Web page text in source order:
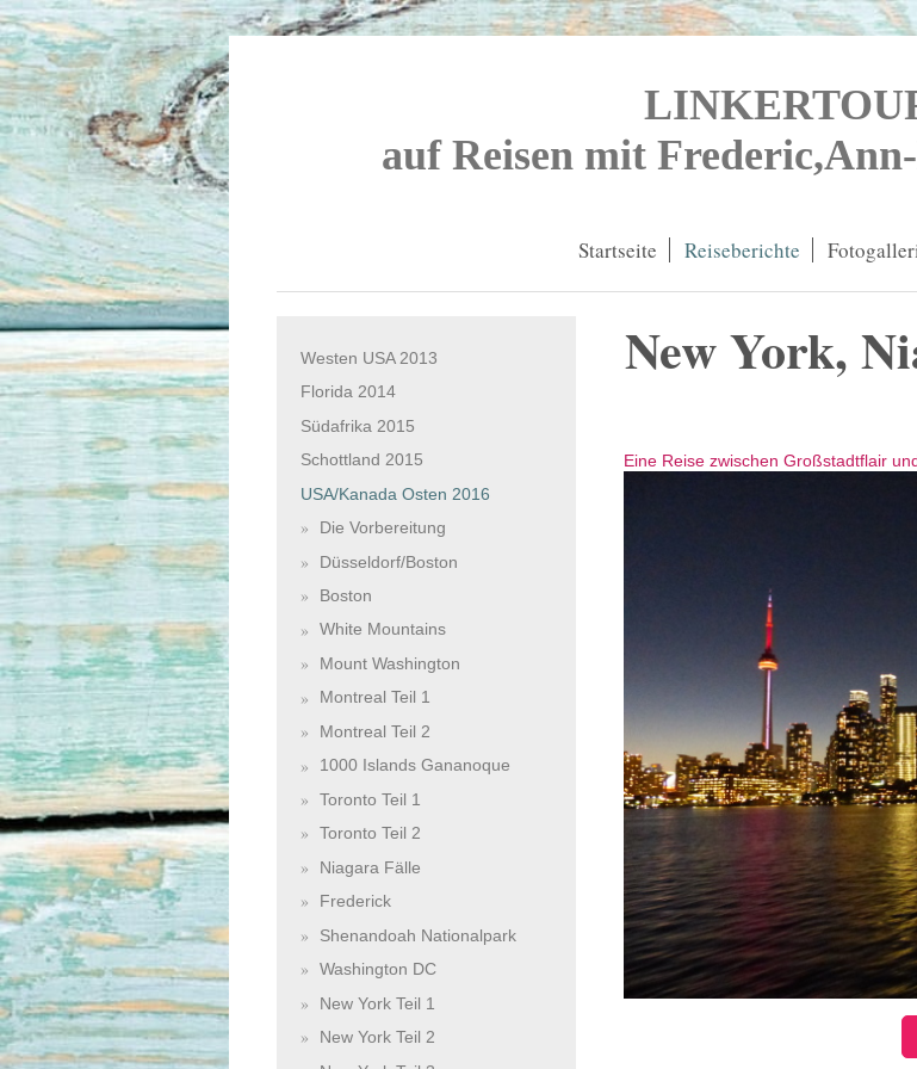
auf Reisen mit
Startseite Reiseberichte
New York,
Eine Reise zwischen Großstadtflair
Westen USA 2013
Florida 2014
Südafrika 2015
Schottland 2015
USA/Kanada Osten 2016
Die Vorbereitung
Düsseldorf/Boston
Boston
White Mountains
Mount Washington
Montreal Teil 1
Montreal Teil 2
1000 Islands Gananoque
Toronto Teil 1
Toronto Teil 2
Niagara Fälle
Frederick
Shenandoah Nationalpark
Washington DC
New York Teil 1
New York Teil 2